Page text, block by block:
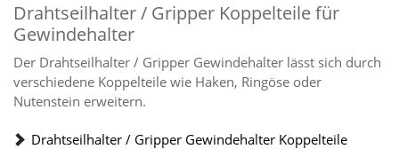
Drahtseilhalter / Gripper Koppelteile für
Gewindehalter
Der Drahtseilhalter / Gripper Gewindehalter lässt sich durch
verschiedene Koppelteile wie Haken, Ringöse oder
Nutenstein erweitern.
Drahtseilhalter / Gripper Gewindehalter Koppelteile